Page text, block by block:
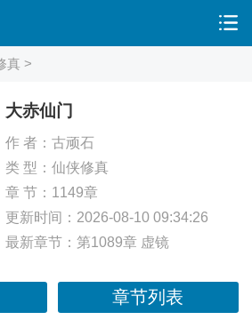
真 >
大赤仙门
作 者： 古顽石
类 型： 仙侠修真
章 节：1149章
更新时间：2026-08-10 09:34:26
最新章节： 第1089章 虚镜
章节列表